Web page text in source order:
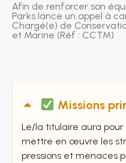
Afin de renforcer son
Parks lance un appel à
Chargé(e) de
et Marine (Réf : CCTM)
Missions
Le/la titulaire aura
mettre en œuvre les
pressions et menaces